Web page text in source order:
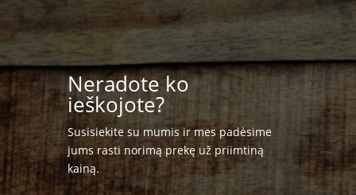
Neradote ko
ieškojote?
Susisiekite su mumis ir mes padėsime
jums rasti norimą prekę už priimtiną
kainą.